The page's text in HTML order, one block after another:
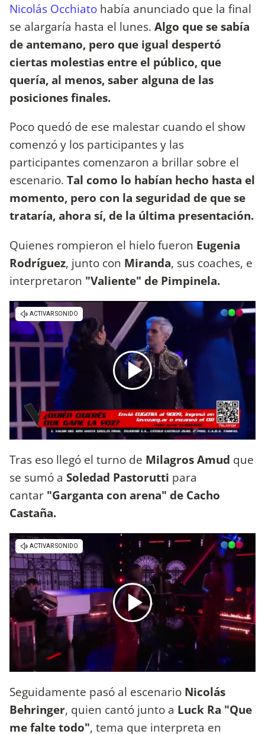
Nicolás Occhiato había anunciado que la final
se alargaría hasta el lunes. Algo que se sabía
de antemano, pero que igual despertó
ciertas molestias entre el público, que
quería, al menos, saber alguna de las
posiciones finales.
Poco quedó de ese malestar cuando el show
comenzó y los participantes y las
participantes comenzaron a brillar sobre el
escenario. Tal como lo habían hecho hasta el
momento, pero con la seguridad de que se
trataría, ahora sí, de la última presentación.
Quienes rompieron el hielo fueron Eugenia
Rodríguez, junto con Miranda, sus coaches, e
interpretaron "Valiente" de Pimpinela.
Tras eso llegó el turno de Milagros Amud que
se sumó a Soledad Pastorutti para
cantar "Garganta con arena" de Cacho
Castaña.
Seguidamente pasó al escenario Nicolás
Behringer, quien cantó junto a Luck Ra "Que
me falte todo", tema que interpreta en